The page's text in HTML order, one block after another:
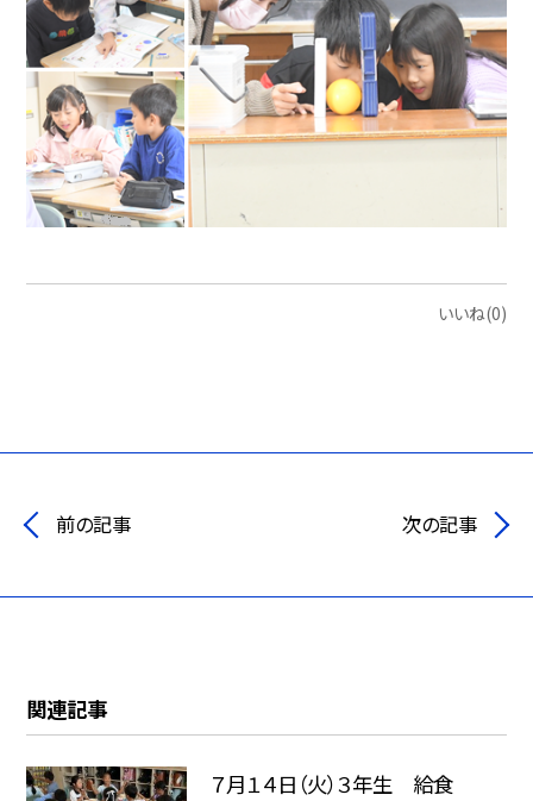
いいね(0)
前の記事 次の記事
関連記事
７月１４日（火）３年生 給食